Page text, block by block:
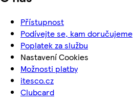
Přístupnost
Podívejte se, kam doručujeme
Poplatek za službu
Nastavení Cookies
Možnosti platby
itesco.cz
Clubcard